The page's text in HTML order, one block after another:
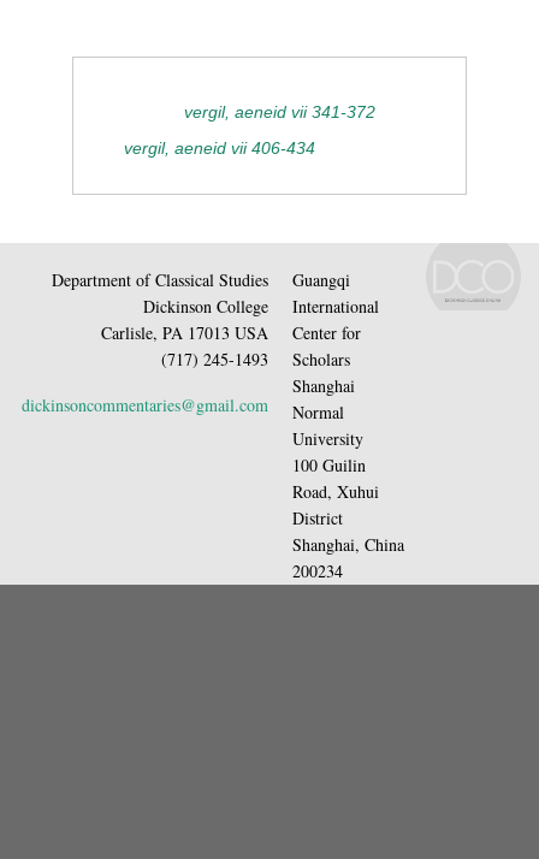
vergil, aeneid vii 341-372
vergil, aeneid vii 406-434
Department of Classical Studies
Dickinson College
Carlisle, PA 17013 USA
(717) 245-1493
dickinsoncommentaries@gmail.com
Guangqi
International
Center for
Scholars
Shanghai
Normal
University
100 Guilin
Road, Xuhui
District
Shanghai, China
200234